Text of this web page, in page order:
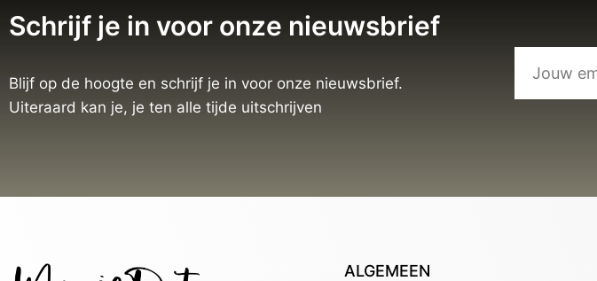
Schrijf je in voor onze nieuwsbrief
Blijf op de hoogte en schrijf je in voor onze nieuwsbrief.
Uiteraard kan je, je ten alle tijde uitschrijven
ALGEMEEN